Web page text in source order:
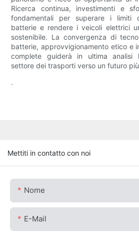
Ricerca continua, investimenti e
fondamentali per superare i limiti
batterie e rendere i veicoli elettrici
sostenibile. La convergenza di
batterie, approvvigionamento etico e
complete guiderà in ultima analisi
settore dei trasporti verso un futuro
.
Mettiti in contatto con noi
Nome
E-Mail